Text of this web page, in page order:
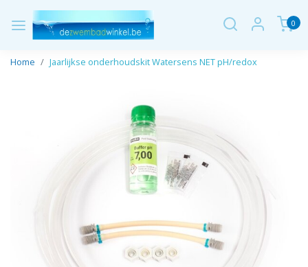
0
Home Jaarlijkse onderhoudskit Watersens NET pH/redox